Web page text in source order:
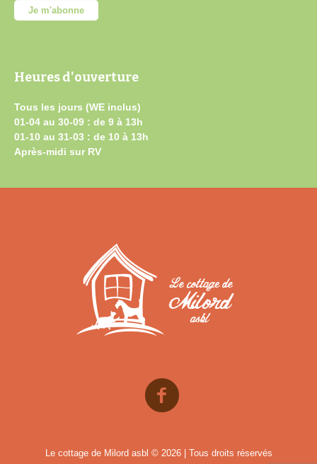
Heures d'ouverture
Tous les jours (WE inclus)
01-04 au 30-09 : de 9 à 13h
01-10 au 31-03 : de 10 à 13h
Après-midi sur RV
Le cottage de Milord asbl © 2026 | Tous droits réservés